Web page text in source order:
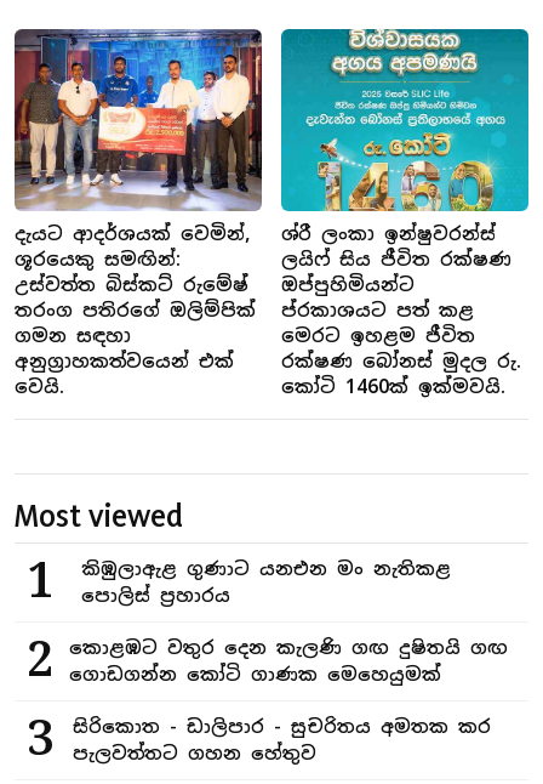
දැයට ආදර්ශයක් වෙමින්,
ශූරයෙකු සමඟින්:
උස්වත්ත බිස්කට් රුමේෂ්
තරංග පතිරගේ ඔලිම්පික්
ගමන සඳහා
අනුග්‍රාහකත්වයෙන් එක්
වෙයි.
ශ්රී ලංකා ඉන්ෂුවරන්ස්
ලයිෆ් සිය ජීවිත රක්ෂණ
ඔප්පුහිමියන්ට
ප්රකාශයට පත් කළ
මෙරට ඉහළම ජීවිත
රක්ෂණ බෝනස් මුදල රු.
කෝටි 1460ක් ඉක්මවයි.
Most viewed
1
කිඹුලාඇළ ගුණාට යනඑන මං නැතිකළ
පොලිස් ප්‍රහාරය
2
කොළඹට වතුර දෙන කැලණි ගඟ දුෂිතයි ගඟ
ගොඩගන්න කෝටි ගාණක මෙහෙයුමක්
3
සිරිකොත - ඩාලිපාර - සුචරිතය අමතක කර
පැලවත්තට ගහන හේතුව